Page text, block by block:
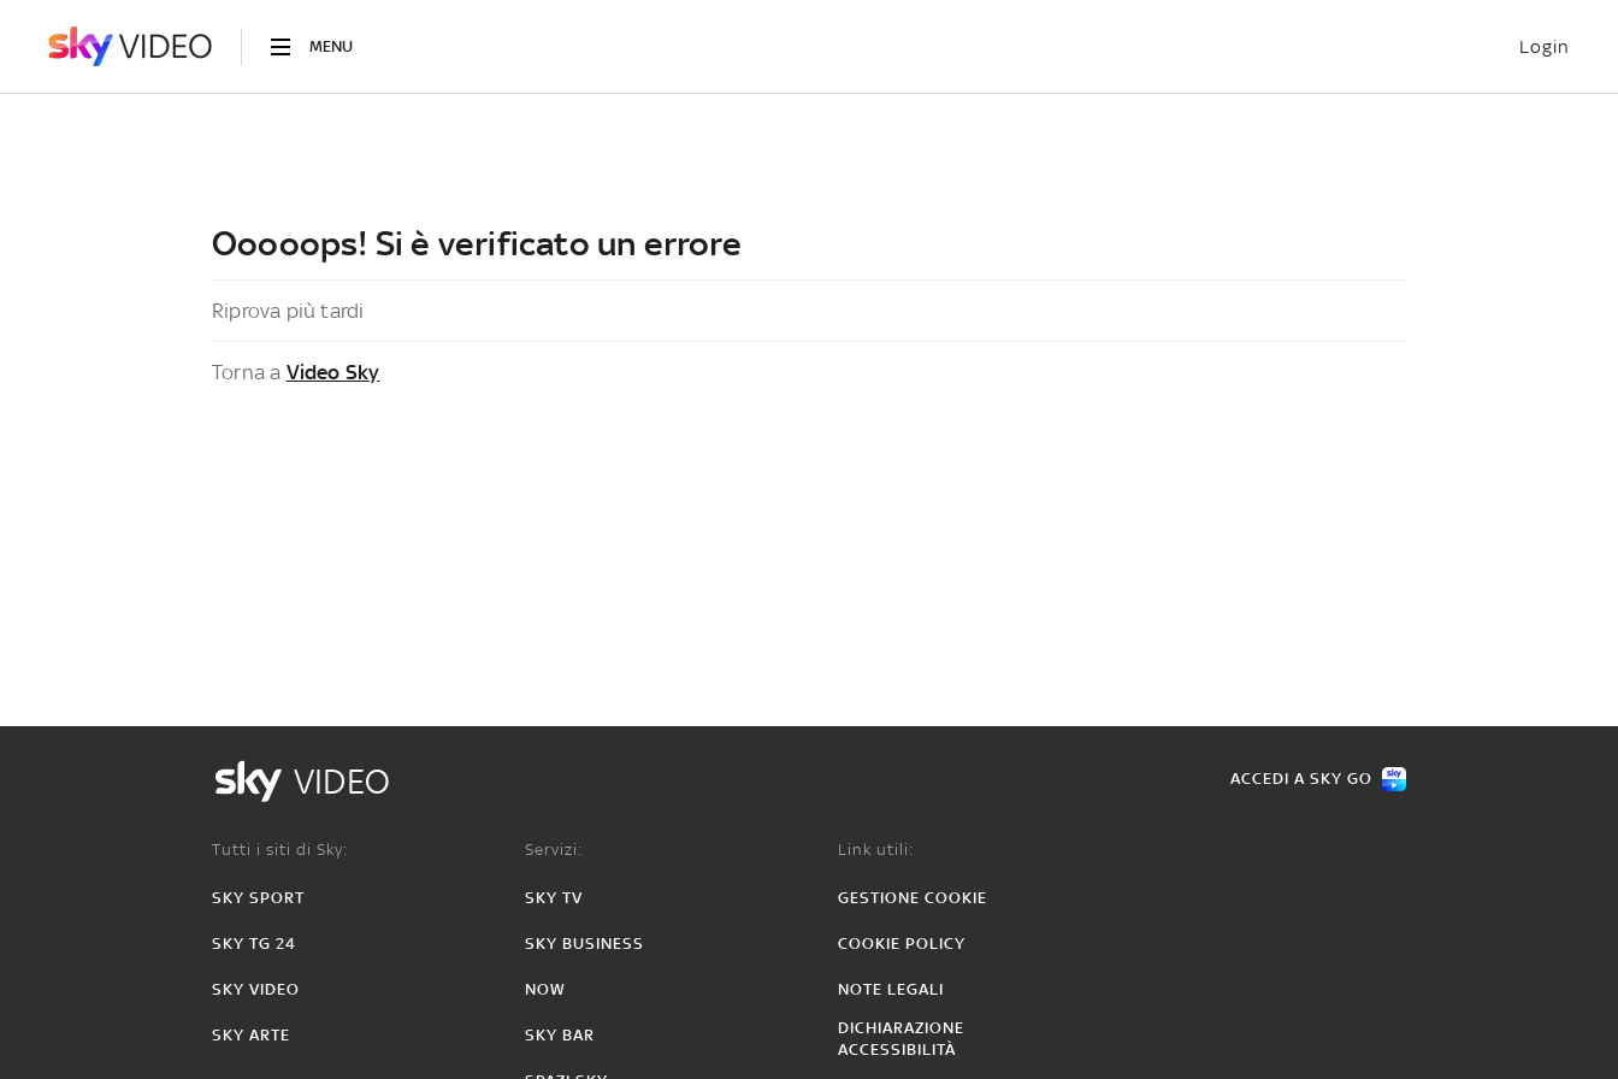
MENU Login
Ooooops! Si è verificato un errore
Riprova più tardi
Torna a Video Sky
VIDEO ACCEDI A SKY GO
Tutti i siti di Sky:
SKY SPORT
SKY TG 24
SKY VIDEO
SKY ARTE
Servizi:
SKY TV
SKY BUSINESS
NOW
SKY BAR
Link utili:
GESTIONE COOKIE
COOKIE POLICY
NOTE LEGALI
DICHIARAZIONE
ACCESSIBILITÀ